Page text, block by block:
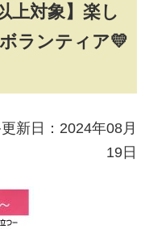
上対象】楽し
ランティア💛
新日：2024年08月
19日